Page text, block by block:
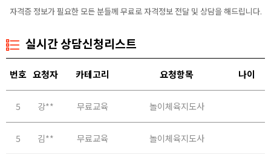
자격증 정보가 필요한 모든 분들께 무료로 자격정보 전달 및 상담을 해드립니다.